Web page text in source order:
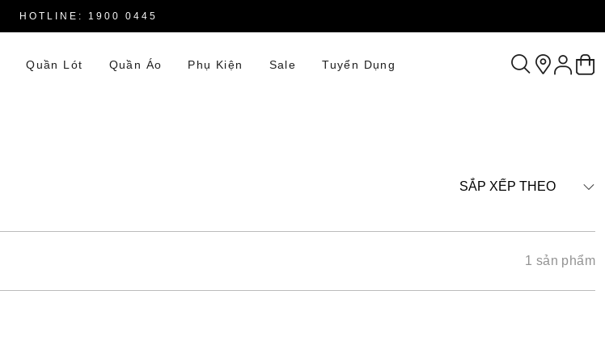
HOTLINE: 1900 0445
Quần Lót Quần Áo Phụ Kiện Sale Tuyển Dụng
SẮP XẾP THEO
1 sản phẩm